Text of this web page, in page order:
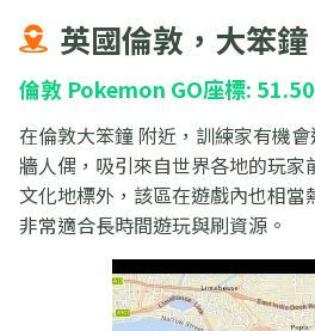
英國倫敦，大笨鐘
倫敦 Pokemon GO座標:
在倫敦大笨鐘 附近，訓練家有機
牆人偶，吸引來自世界各地的玩家
文化地標外，該區在遊戲內也相當
非常適合長時間遊玩與刷資源。